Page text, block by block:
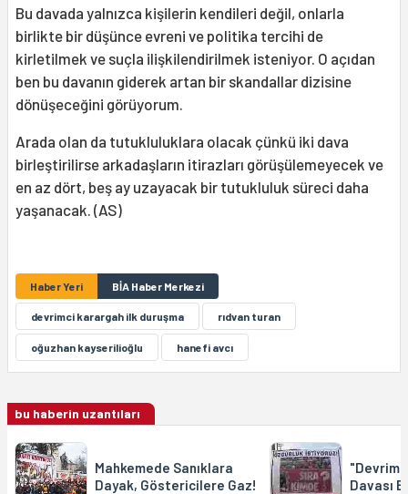
Bu davada yalnızca kişilerin kendileri değil, onlarla
birlikte bir düşünce evreni ve politika tercihi de
kirletilmek ve suçla ilişkilendirilmek isteniyor. O açıdan
ben bu davanın giderek artan bir skandallar dizisine
dönüşeceğini görüyorum.
Arada olan da tutukluluklara olacak çünkü iki dava
birleştirilirse arkadaşların itirazları görüşülemeyecek ve
en az dört, beş ay uzayacak bir tutukluluk süreci daha
yaşanacak. (AS)
Haber Yeri BİA Haber Merkezi
devrimci karargah ilk duruşma rıdvan turan
oğuzhan kayserilioğlu hanefi avcı
bu haberin uzantıları
Mahkemede Sanıklara
Dayak, Göstericilere Gaz!
Davası